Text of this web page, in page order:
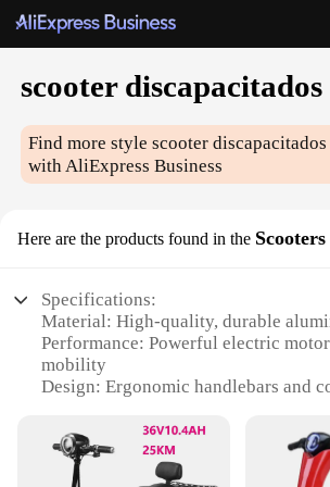
scooter discapacitados
Find more stylescooter discapacitados
with AliExpress Business
Here are the products found in the
Specifications:
Material: High-quality, durable
Performance: Powerful electric
mobility
Design: Ergonomic handlebars and
Category: Electric scooters for
Weight Capacity: Supports up to 250
Accessories: Includes a basket for